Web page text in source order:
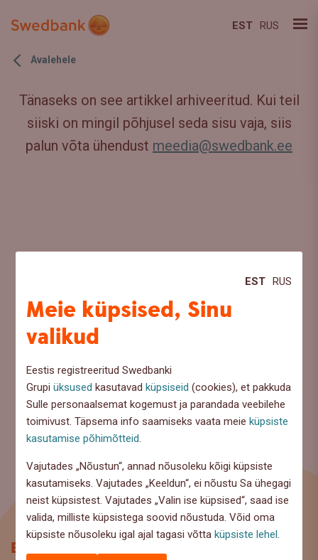
EST RUS
Meie küpsised, Sinu
valikud
Eestis registreeritud Swedbanki
Grupiüksused kasutavadküpsiseid (cookies), et pakkuda
Sulle personaalsemat kogemust ja parandada veebilehe
toimivust. Täpsema info saamiseks vaata meieküpsiste
kasutamise põhimõtteid
Vajutades „Nõustun“, annad nõusoleku kõigi küpsiste
kasutamiseks. Vajutades „Keeldun“, ei nõustu Sa ühegagi
neist küpsistest. Vajutades „Valin ise küpsised“, saad ise
valida, milliste küpsistega soovid nõustuda. Võid oma
küpsiste nõusoleku igal ajal tagasi võttaküpsiste lehel
EST RUS
Avalehele
Tänaseks on see artikkel arhiveeritud. Kui teil
siiski on mingil põhjusel seda sisu vaja, siis
palun võta ühendust meedia@swedbank.ee
Blogi